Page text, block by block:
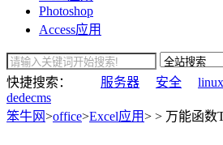
Photoshop
Access应用
快捷搜索： 服务器 安全
dedecms
笨牛网>office>Excel应用> > 万能函数